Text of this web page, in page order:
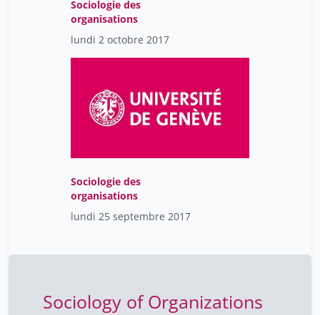
Sociologie des
organisations
lundi 2 octobre 2017
Sociologie des
organisations
lundi 25 septembre 2017
Sociology of Organizations